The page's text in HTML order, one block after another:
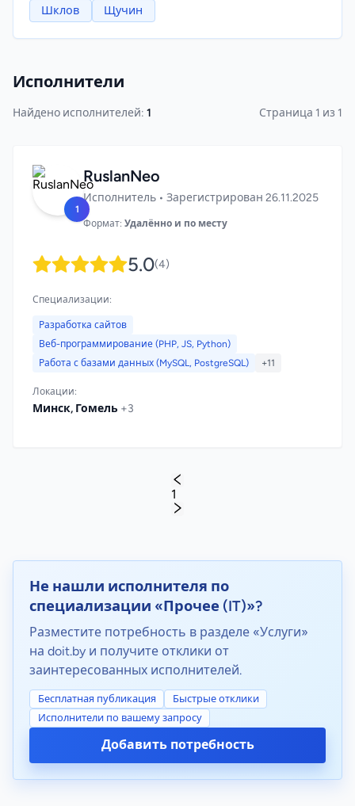
Шклов
Щучин
Исполнители
Найдено исполнителей: 1 Страница 1 из 1
1
RuslanNeo
Исполнитель • Зарегистрирован 26.11.2025
Формат: Удалённо и по месту
5.0(4)
Специализации:
Разработка сайтов
Веб-программирование (PHP, JS, Python)
Работа с базами данных (MySQL, PostgreSQL)
+11
Локации:
Минск, Гомель +3
1
Не нашли исполнителя по
специализации «Прочее (IT)»?
Разместите потребность в разделе «Услуги»
на doit.by и получите отклики от
заинтересованных исполнителей.
Бесплатная публикация
Быстрые отклики
Исполнители по вашему запросу
Добавить потребность